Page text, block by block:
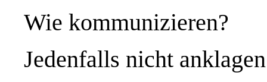
Wie kommunizieren?
Jedenfalls nicht